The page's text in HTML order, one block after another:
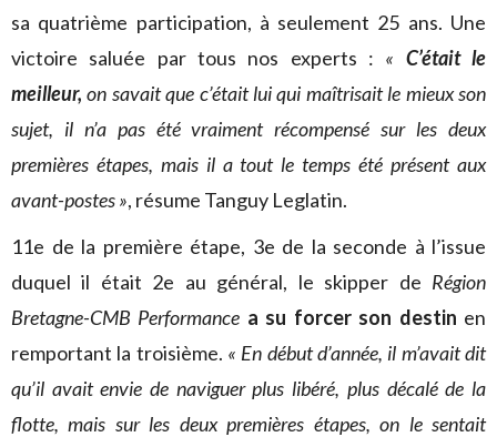
sa quatrième participation, à seulement 25 ans. Une
victoire saluée par tous nos experts : « C’était le
meilleur, on savait que c’était lui qui maîtrisait le mieux son
sujet, il n’a pas été vraiment récompensé sur les deux
premières étapes, mais il a tout le temps été présent aux
avant-postes », résume Tanguy Leglatin.
11e de la première étape, 3e de la seconde à l’issue
duquel il était 2e au général, le skipper de Région
Bretagne-CMB Performance a su forcer son destin en
remportant la troisième. « En début d’année, il m’avait dit
qu’il avait envie de naviguer plus libéré, plus décalé de la
flotte, mais sur les deux premières étapes, on le sentait